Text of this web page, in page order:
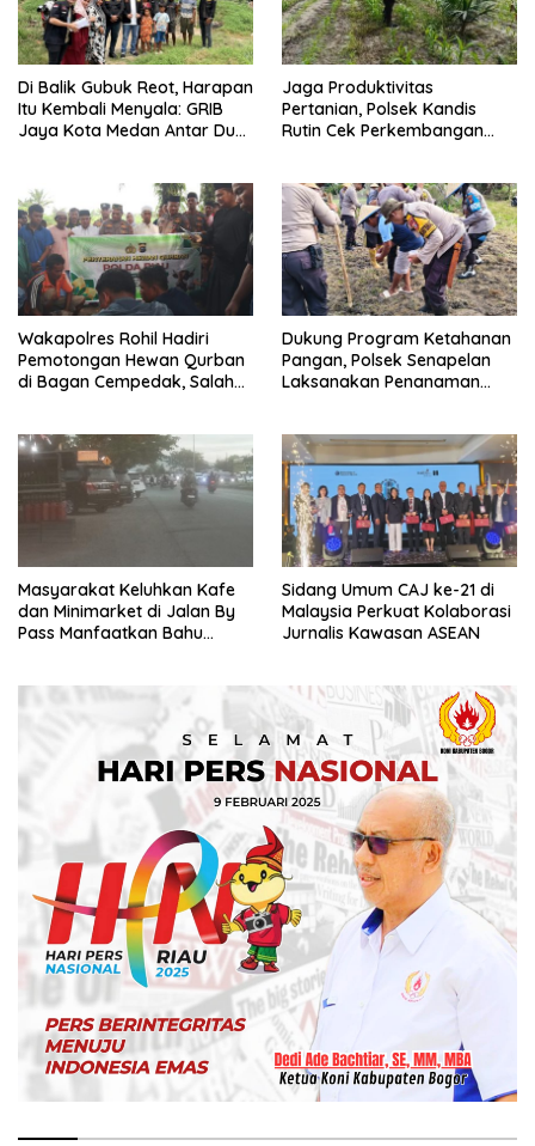
Di Balik Gubuk Reot, Harapan
Itu Kembali Menyala: GRIB
Jaya Kota Medan Antar Dua
Jaga Produktivitas
Pertanian, Polsek Kandis
Rutin Cek Perkembangan
Wakapolres Rohil Hadiri
Pemotongan Hewan Qurban
di Bagan Cempedak, Salah
Dukung Program Ketahanan
Pangan, Polsek Senapelan
Laksanakan Penanaman
Masyarakat Keluhkan Kafe
dan Minimarket di Jalan By
Pass Manfaatkan Bahu
Sidang Umum CAJ ke-21 di
Malaysia Perkuat Kolaborasi
Jurnalis Kawasan ASEAN